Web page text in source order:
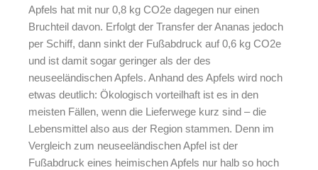
Apfels hat mit nur 0,8 kg CO2e dagegen nur einen
Bruchteil davon. Erfolgt der Transfer der Ananas jedoch
per Schiff, dann sinkt der Fußabdruck auf 0,6 kg CO2e
und ist damit sogar geringer als der des
neuseeländischen Apfels. Anhand des Apfels wird noch
etwas deutlich: Ökologisch vorteilhaft ist es in den
meisten Fällen, wenn die Lieferwege kurz sind – die
Lebensmittel also aus der Region stammen. Denn im
Vergleich zum neuseeländischen Apfel ist der
Fußabdruck eines heimischen Apfels nur halb so hoch